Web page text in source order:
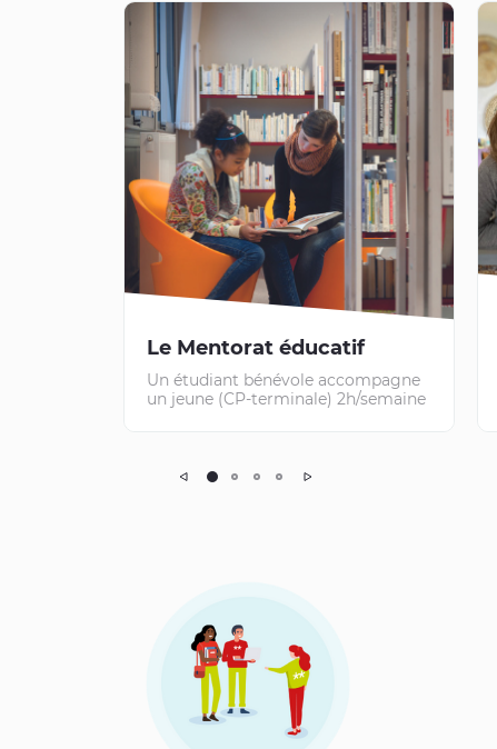
Le Mentorat éducatif
Un étudiant bénévole accompagne
un jeune (CP-terminale) 2h/semaine